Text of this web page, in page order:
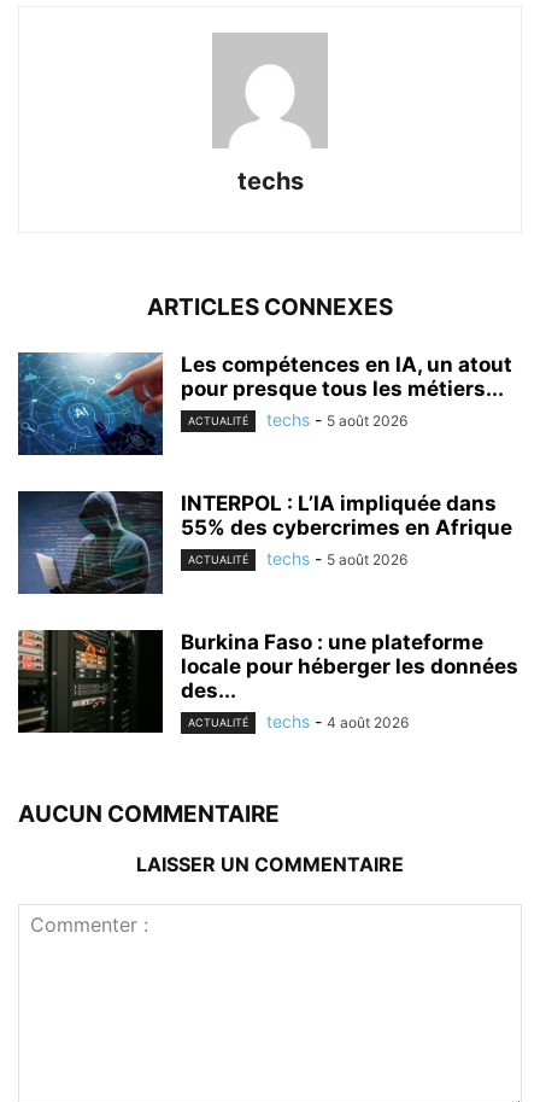
techs
ARTICLES CONNEXES
Les compétences en IA, un atout
pour presque tous les métiers...
ACTUALITÉ techs - 5 août 2026
INTERPOL : L’IA impliquée dans
55% des cybercrimes en Afrique
ACTUALITÉ techs - 5 août 2026
Burkina Faso : une plateforme
locale pour héberger les données
des...
ACTUALITÉ techs - 4 août 2026
AUCUN COMMENTAIRE
LAISSER UN COMMENTAIRE